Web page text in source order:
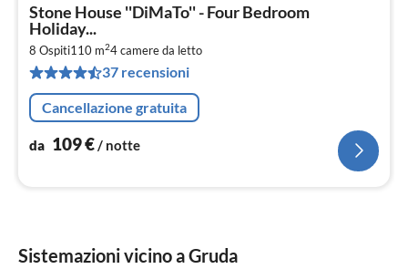
Stone House ''DiMaTo'' - Four Bedroom
Holiday...
8 Ospiti110 m24camere da letto
37 recensioni
Cancellazione gratuita
da 109€/ notte
Sistemazioni vicino a Gruda